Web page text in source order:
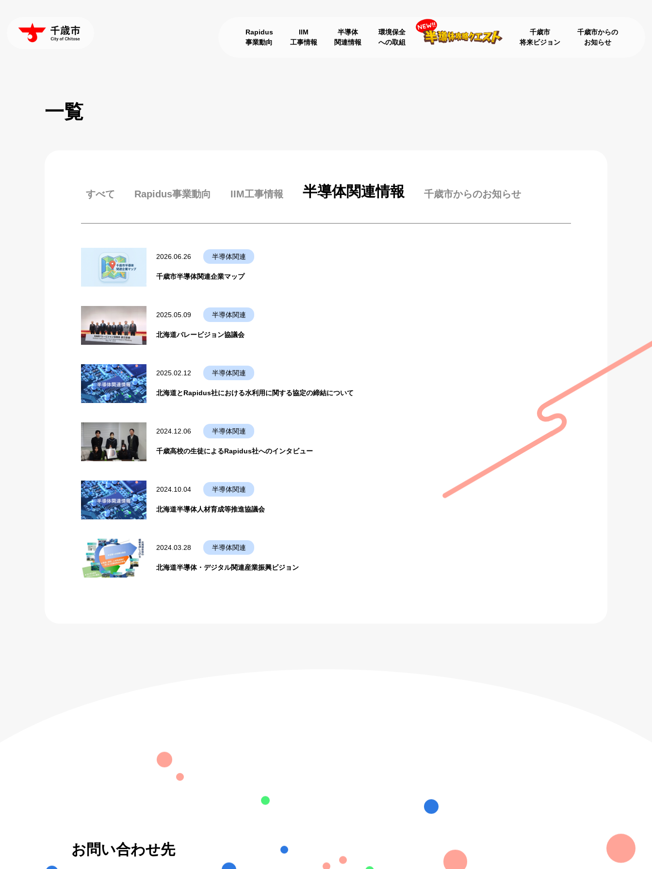
Rapidus
事業動向
IIM
工事情報
半導体
関連情報
環境保全
への取組
千歳市
将来ビジョン
千歳市からの
お知らせ
一覧
すべて Rapidus事業動向 IIM工事情報 半導体関連情報 千歳市からのお知らせ
2026.06.26 半導体関連
千歳市半導体関連企業マップ
2025.05.09 半導体関連
北海道バレービジョン協議会
2025.02.12 半導体関連
北海道とRapidus社における水利用に関する協定の締結について
2024.12.06 半導体関連
千歳高校の生徒によるRapidus社へのインタビュー
2024.10.04 半導体関連
北海道半導体人材育成等推進協議会
2024.03.28 半導体関連
北海道半導体・デジタル関連産業振興ビジョン
お問い合わせ先